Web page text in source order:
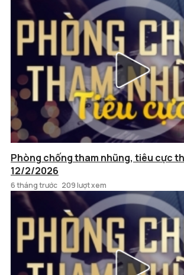
Phòng chống tham nhũng, tiêu cực
12/2/2026
6 tháng trước 209 lượt xem